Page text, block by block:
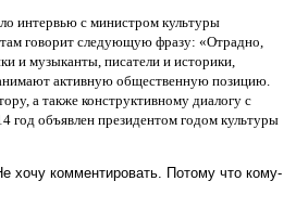
интервью с министром культуры
говорит следующую фразу: «Отрадно,
и музыканты, писатели и историки,
активную общественную позицию.
а также конструктивному диалогу с
год объявлен президентом годом культуры
хочу комментировать. Потому что кому-